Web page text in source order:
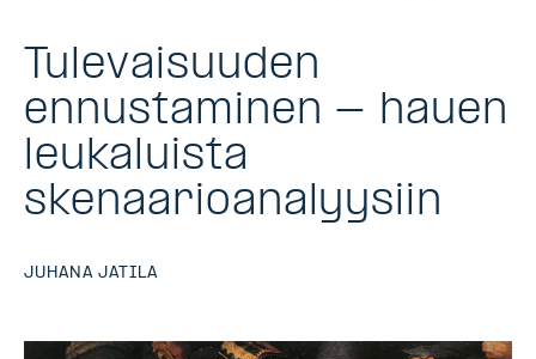
Tulevaisuuden
ennustaminen - hauen
leukaluista
skenaarioanalyysiin
JUHANA JATILA